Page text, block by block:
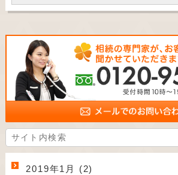
2019年1月 (2)